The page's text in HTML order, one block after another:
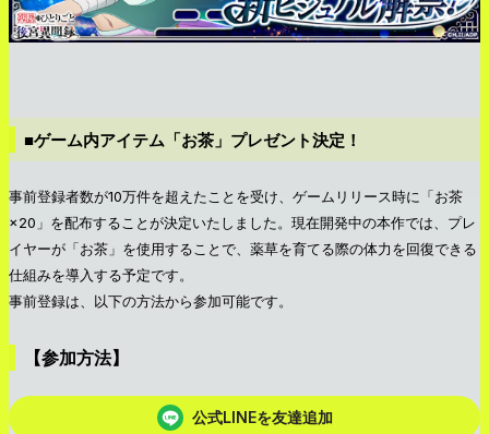
■ゲーム内アイテム「お茶」プレゼント決定！
事前登録者数が10万件を超えたことを受け、ゲームリリース時に「お茶
×20」を配布することが決定いたしました。現在開発中の本作では、プレ
イヤーが「お茶」を使用することで、薬草を育てる際の体力を回復できる
仕組みを導入する予定です。
事前登録は、以下の方法から参加可能です。
【参加方法】
公式LINEを友達追加